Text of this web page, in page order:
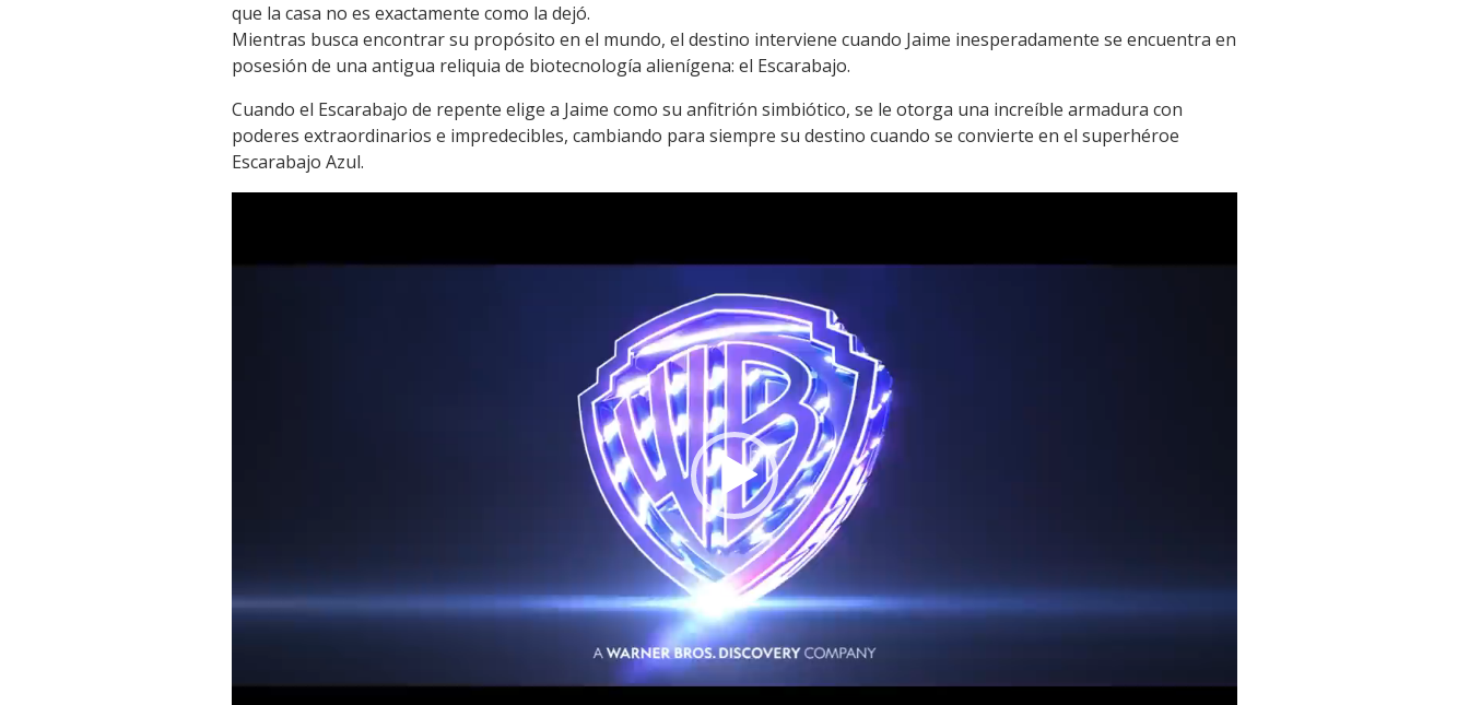
que la casa no es exactamente como la dejó.
Mientras busca encontrar su propósito en el mundo, el destino interviene cuando Jaime inesperadamente se encuentra en
posesión de una antigua reliquia de biotecnología alienígena: el Escarabajo.
Cuando el Escarabajo de repente elige a Jaime como su anfitrión simbiótico, se le otorga una increíble armadura con
poderes extraordinarios e impredecibles, cambiando para siempre su destino cuando se convierte en el superhéroe
Escarabajo Azul.